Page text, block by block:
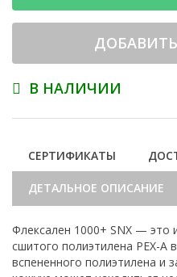
В НАЛИЧИИ
СЕРТИФИКАТЫ
ДЕТАЛЬНОЕ ОПИСАНИЕ
Флексален 1000+ SNX — это
сшитого полиэтилена PEX-A
вспененного полиэтилена и